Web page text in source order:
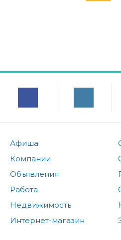
Афиша
Компании
Объявления
Работа
Недвижимость
Интернет-магазин